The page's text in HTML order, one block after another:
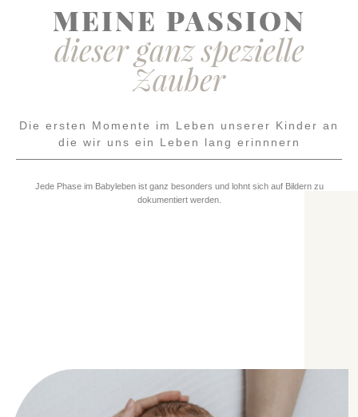
MEINE PASSION
dieser ganz spezielle
Zauber
Die ersten Momente im Leben unserer Kinder an
die wir uns ein Leben lang erinnnern
Jede Phase im Babyleben ist ganz besonders und lohnt sich auf Bildern zu
dokumentiert werden.